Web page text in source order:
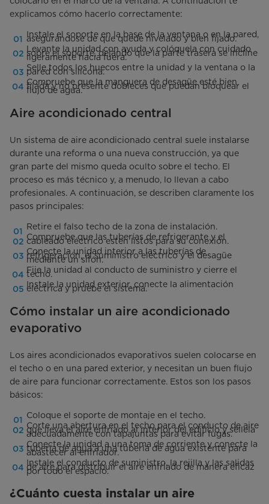
explicamos cómo hacerlo correctamente:
Instale el soporte en la base de la ventana o en la pared,
asegurándose de que quede nivelado y bien fijado.
Levante la unidad con ayuda y colóquela con cuidado
sobre el soporte, dejando que la parte trasera se incline
ligeramente hacia fuera.
Selle todos los huecos entre la unidad y la ventana o la
pared con silicona.
Compruebe que la manguera de desagüe esté bien
fijada y no presente dobleces que puedan bloquear el
flujo de agua.
Aire acondicionado central
Un sistema de aire acondicionado central suele instalarse
durante una reforma o una nueva construcción, ya que
gran parte del mismo queda oculto sobre el techo. El
proceso es más técnico y, a menudo, lo llevan a cabo
profesionales. A continuación, se describen claramente los
pasos principales:
Retire el falso techo de la zona de instalación.
Compruebe que las tuberías de refrigerante y el
cableado eléctrico estén listos para su conexión.
Conecte la unidad interior a las tuberías de
refrigeración, el suministro eléctrico y el desagüe
mediante un sifón.
Fije la unidad al conducto de suministro y cierre el
techo.
Instale la unidad exterior, conecte la alimentación
eléctrica y pruebe el sistema.
Cómo instalar un aire acondicionado
evaporativo
Los aires acondicionados evaporativos suelen colocarse en
el techo o en una pared exterior, y necesitan un buen flujo
de aire para funcionar correctamente. Estos son los pasos
básicos:
Coloque el soporte de montaje en el techo.
Corte una abertura en el techo para el conducto de aire
que lleva el aire enfriado al interior del edificio y séllela
adecuadamente con tapajuntas para evitar fugas.
Conecte la unidad a una toma de corriente y conecte la
tubería de agua a una tubería de agua existente para
abastecer al enfriador.
Instale el conducto de suministro, la rejilla y las salidas
de aire para distribuir el aire enfriado de manera eficaz
por todo el espacio.
¿Cuánto cuesta instalar un aire